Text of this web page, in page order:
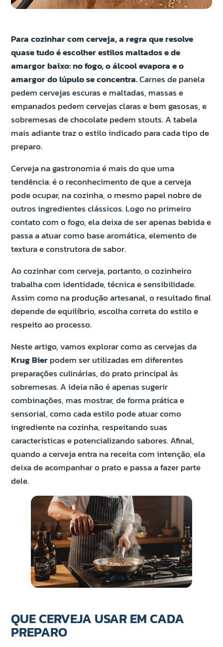
Para cozinhar com cerveja, a regra que resolve
quase tudo é escolher estilos maltados e de
amargor baixo: no fogo, o álcool evapora e o
amargor do lúpulo se concentra.Carnes de panela
pedem cervejas escuras e maltadas, massas e
empanados pedem cervejas claras e bem gasosas, e
sobremesas de chocolate pedem stouts. A tabela
mais adiante traz o estilo indicado para cada tipo de
preparo.
Cerveja na gastronomia é mais do que uma
tendência: é o reconhecimento de que a cerveja
pode ocupar, na cozinha, o mesmo papel nobre de
outros ingredientes clássicos. Logo no primeiro
contato com o fogo, ela deixa de ser apenas bebida e
passa a atuar como base aromática, elemento de
textura e construtora de sabor.
Ao cozinhar com cerveja, portanto, o cozinheiro
trabalha com identidade, técnica e sensibilidade.
Assim como na produção artesanal, o resultado final
depende de equilíbrio, escolha correta do estilo e
respeito ao processo.
Neste artigo, vamos explorar como as cervejas da
Krug Bier podem ser utilizadas em diferentes
preparações culinárias, do prato principal às
sobremesas. A ideia não é apenas sugerir
combinações, mas mostrar, de forma prática e
sensorial, como cada estilo pode atuar como
ingrediente na cozinha, respeitando suas
características e potencializando sabores. Afinal,
quando a cerveja entra na receita com intenção, ela
deixa de acompanhar o prato e passa a fazer parte
dele.
QUE CERVEJA USAR EM CADA
PREPARO